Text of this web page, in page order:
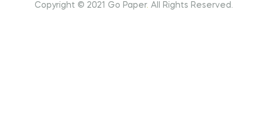
Copyright © 2021 Go Paper. All Rights Reserved.